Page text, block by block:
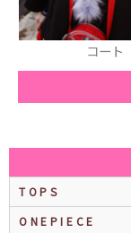
TOPS
ONEPIECE